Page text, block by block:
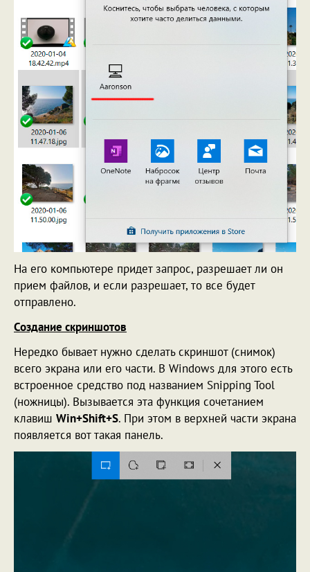
На его компьютере придет запрос, разрешает ли он
прием файлов, и если разрешает, то все будет
отправлено.
Создание скриншотов
Нередко бывает нужно сделать скриншот (снимок)
всего экрана или его части. В Windows для этого есть
встроенное средство под названием Snipping Tool
(ножницы). Вызывается эта функция сочетанием
клавиш Win+Shift+S. При этом в верхней части экрана
появляется вот такая панель.